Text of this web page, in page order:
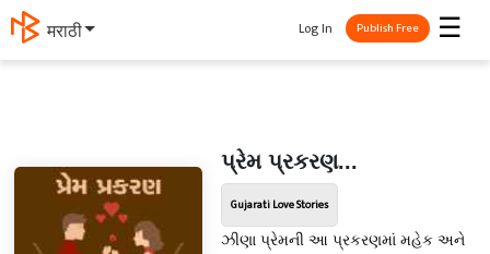
मराठी ☰
Log In Publish Free
પ્રેમ પ્રકરણ...
Gujarati Love Stories
ઝીણા પ્રેમની આ પ્રકરણમાં મહેક અને